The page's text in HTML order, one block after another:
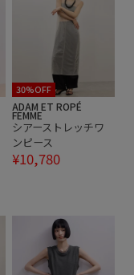
30%OFF
ADAM ET ROPÉ
FEMME
シアーストレッチワ
ンピース
¥10,780